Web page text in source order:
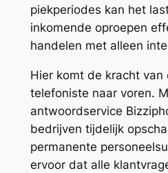
piekperiodes kan het
inkomende oproepen
handelen met alleen
Hier komt de kracht van
telefoniste naar voren.
antwoordservice
bedrijven tijdelijk
permanente
ervoor dat alle